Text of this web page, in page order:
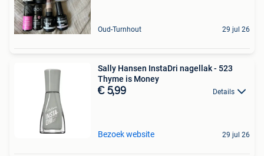
Oud-Turnhout 29 jul 26
Sally Hansen InstaDri nagellak - 523
Thyme is Money
€ 5,99 Details
Bezoek website 29 jul 26